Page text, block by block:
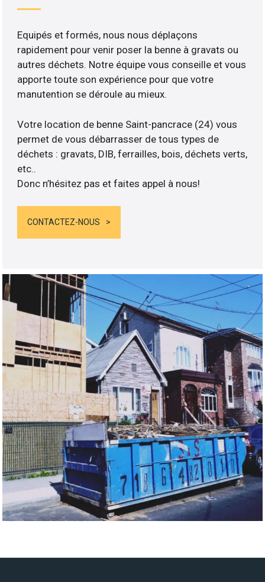
Equipés et formés, nous nous déplaçons
rapidement pour venir poser la benne à gravats ou
autres déchets. Notre équipe vous conseille et vous
apporte toute son expérience pour que votre
manutention se déroule au mieux.
Votre location de benne Saint-pancrace (24) vous
permet de vous débarrasser de tous types de
déchets : gravats, DIB, ferrailles, bois, déchets verts,
etc..
Donc n’hésitez pas et faites appel à nous!
CONTACTEZ-NOUS